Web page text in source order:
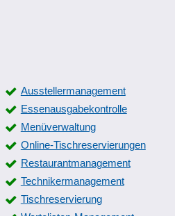
Ausstellermanagement
Essenausgabekontrolle
Menüverwaltung
Online-Tischreservierungen
Restaurantmanagement
Technikermanagement
Tischreservierung